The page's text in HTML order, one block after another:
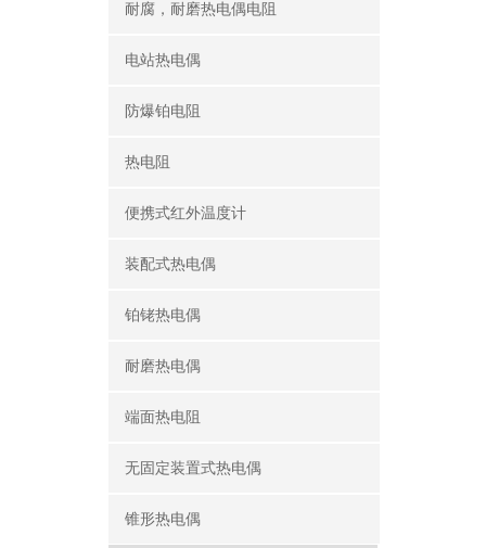
耐腐，耐磨热电偶电阻
电站热电偶
防爆铂电阻
热电阻
便携式红外温度计
装配式热电偶
铂铑热电偶
耐磨热电偶
端面热电阻
无固定装置式热电偶
锥形热电偶